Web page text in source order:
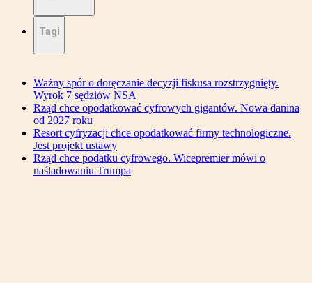
Tagi
Ważny spór o doręczanie decyzji fiskusa rozstrzygnięty.
Wyrok 7 sędziów NSA
Rząd chce opodatkować cyfrowych gigantów. Nowa danina
od 2027 roku
Resort cyfryzacji chce opodatkować firmy technologiczne.
Jest projekt ustawy
Rząd chce podatku cyfrowego. Wicepremier mówi o
naśladowaniu Trumpa